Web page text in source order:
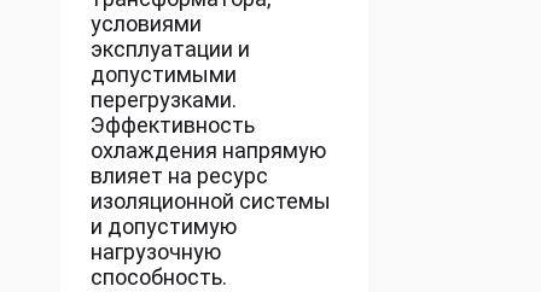
условиями
эксплуатации и
допустимыми
перегрузками.
Эффективность
охлаждения напрямую
влияет на ресурс
изоляционной системы
и допустимую
нагрузочную
способность.